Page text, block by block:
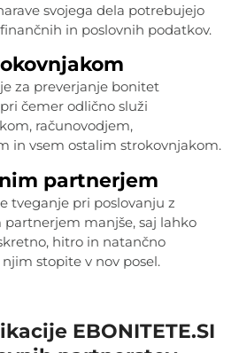
svojega dela potrebujejo
in poslovnih podatkov.
za preverjanje bonitet
čemer odlično služi
računovodjem,
in vsem ostalim strokovnjakom.
partnerjem
tveganje pri poslovanju z
manjše, saj lahko
hitro in natančno
stopite v nov posel.
EBONITETE.SI